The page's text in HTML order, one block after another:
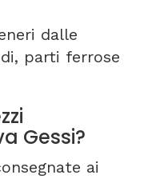
dalle
parti ferrose
Gessi?
ai